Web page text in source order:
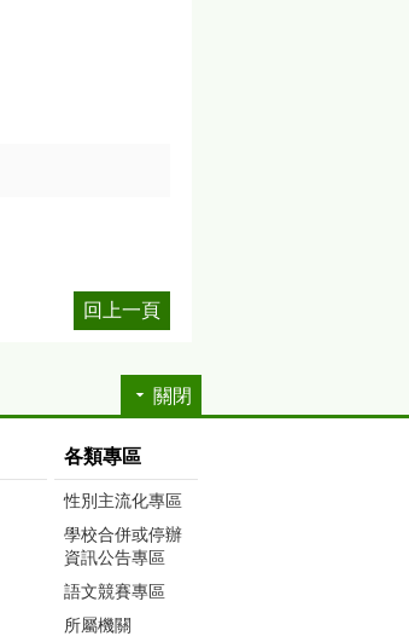
回上一頁
關閉
各類專區
性別主流化專區
學校合併或停辦
資訊公告專區
語文競賽專區
所屬機關